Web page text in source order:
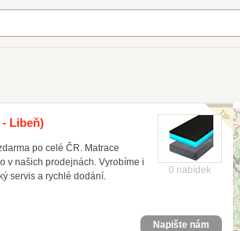
- Libeň)
po celé ČR. Matrace
v našich prodejnách. Vyrobíme i
servis a rychlé dodání.
0 nabídek
Napište nám